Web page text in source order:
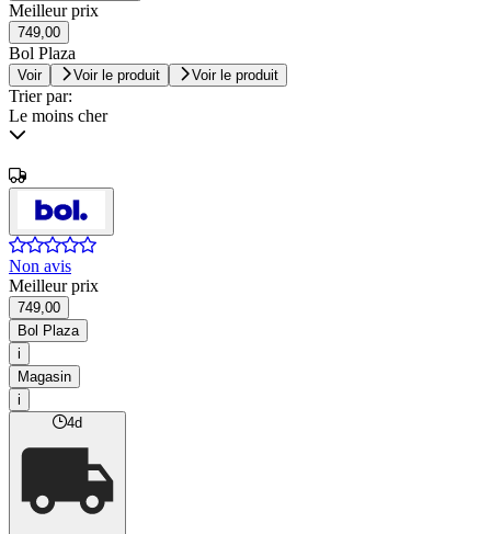
Meilleur prix
749,00
Bol Plaza
Voir Voir le produit Voir le produit
Trier par:
Le moins cher
Non avis
Meilleur prix
749,00
Bol Plaza
i
Magasin
i
4d